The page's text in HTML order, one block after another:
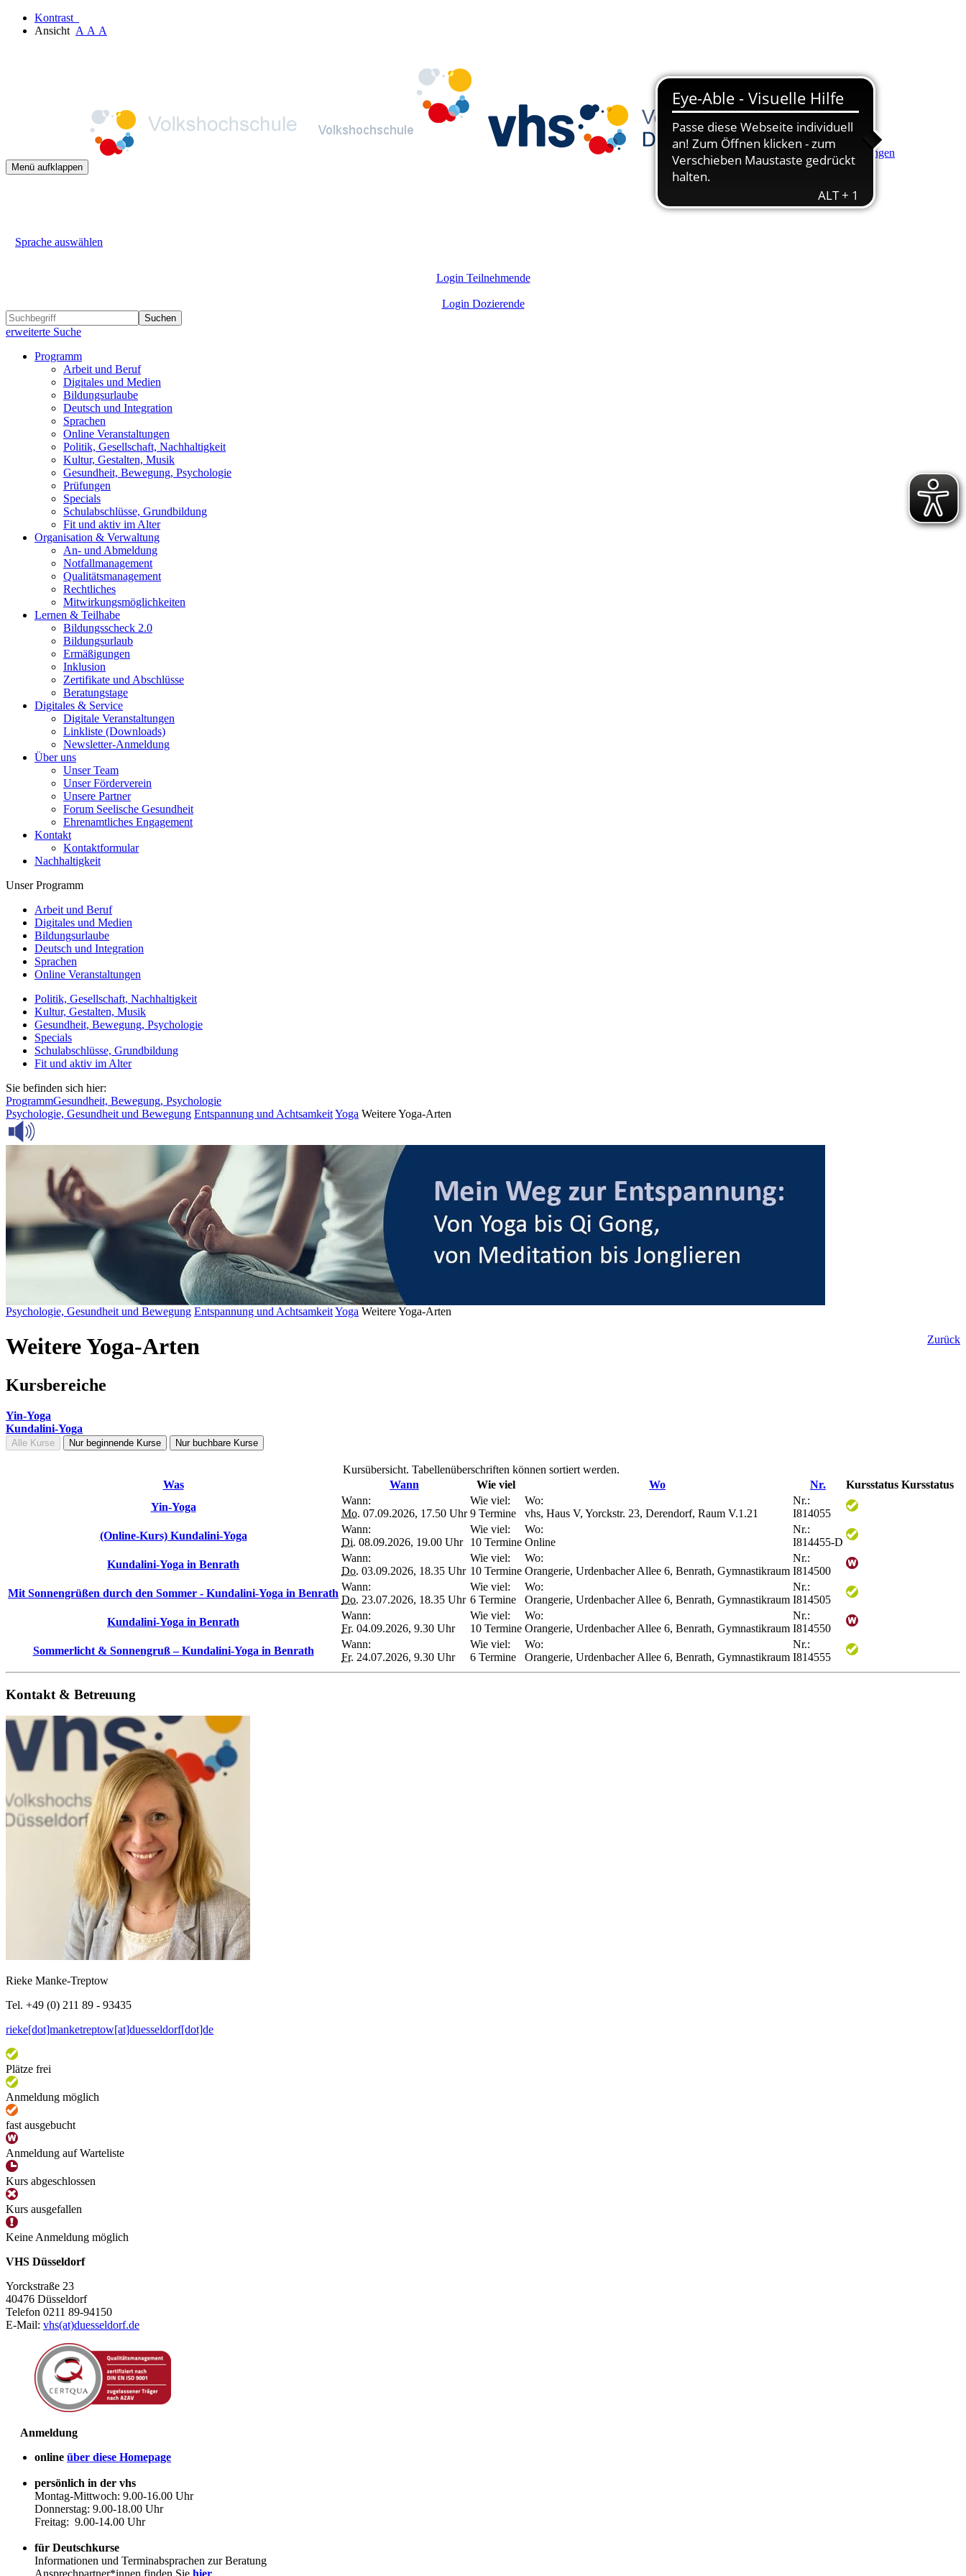
Kontrast
Ansicht A A A
Hauptinhalt anspringen
Menü aufklappen
Sprache auswählen
Login Teilnehmende
Login Dozierende
Suchen
erweiterte Suche
Programm
Arbeit und Beruf
Digitales und Medien
Bildungsurlaube
Deutsch und Integration
Sprachen
Online Veranstaltungen
Politik, Gesellschaft, Nachhaltigkeit
Kultur, Gestalten, Musik
Gesundheit, Bewegung, Psychologie
Prüfungen
Specials
Schulabschlüsse, Grundbildung
Fit und aktiv im Alter
Organisation & Verwaltung
An- und Abmeldung
Notfallmanagement
Qualitätsmanagement
Rechtliches
Mitwirkungsmöglichkeiten
Lernen & Teilhabe
Bildungsscheck 2.0
Bildungsurlaub
Ermäßigungen
Inklusion
Zertifikate und Abschlüsse
Beratungstage
Digitales & Service
Digitale Veranstaltungen
Linkliste (Downloads)
Newsletter-Anmeldung
Über uns
Unser Team
Unser Förderverein
Unsere Partner
Forum Seelische Gesundheit
Ehrenamtliches Engagement
Kontakt
Kontaktformular
Nachhaltigkeit
Unser Programm
Arbeit und Beruf
Digitales und Medien
Bildungsurlaube
Deutsch und Integration
Sprachen
Online Veranstaltungen
Politik, Gesellschaft, Nachhaltigkeit
Kultur, Gestalten, Musik
Gesundheit, Bewegung, Psychologie
Specials
Schulabschlüsse, Grundbildung
Fit und aktiv im Alter
Sie befinden sich hier:
ProgrammGesundheit, Bewegung, Psychologie
Psychologie, Gesundheit und Bewegung Entspannung und AchtsamkeitYoga Weitere Yoga-Arten
Psychologie, Gesundheit und Bewegung Entspannung und AchtsamkeitYoga Weitere Yoga-Arten
Zurück
Weitere Yoga-Arten
Kursbereiche
Yin-Yoga
Kundalini-Yoga
Alle Kurse Nur beginnende Kurse Nur buchbare Kurse
Kursübersicht. Tabellenüberschriften können sortiert werden.
Was
Wann Wie viel Wo Nr. Kursstatus Kursstatus
Yin-Yoga
Wann:
Mo. 07.09.2026, 17.50 Uhr
Wie viel:
9 Termine
Wo:
vhs, Haus V, Yorckstr. 23, Derendorf, Raum V.1.21
Nr.:
I814055
(Online-Kurs) Kundalini-Yoga
Wann:
Di. 08.09.2026, 19.00 Uhr
Wie viel:
10 Termine
Wo:
Online
Nr.:
I814455-D
Kundalini-Yoga in Benrath
Wann:
Do. 03.09.2026, 18.35 Uhr
Wie viel:
10 Termine
Wo:
Orangerie, Urdenbacher Allee 6, Benrath, Gymnastikraum
Nr.:
I814500
Mit Sonnengrüßen durch den Sommer - Kundalini-Yoga in Benrath
Wann:
Do. 23.07.2026, 18.35 Uhr
Wie viel:
6 Termine
Wo:
Orangerie, Urdenbacher Allee 6, Benrath, Gymnastikraum
Nr.:
I814505
Kundalini-Yoga in Benrath
Wann:
Fr. 04.09.2026, 9.30 Uhr
Wie viel:
10 Termine
Wo:
Orangerie, Urdenbacher Allee 6, Benrath, Gymnastikraum
Nr.:
I814550
Sommerlicht & Sonnengruß – Kundalini-Yoga in Benrath
Wann:
Fr. 24.07.2026, 9.30 Uhr
Wie viel:
6 Termine
Wo:
Orangerie, Urdenbacher Allee 6, Benrath, Gymnastikraum
Nr.:
I814555
Kontakt & Betreuung
Rieke Manke-Treptow
Tel. +49 (0) 211 89 - 93435
rieke[dot]manketreptow[at]duesseldorf[dot]de
Plätze frei
Anmeldung möglich
fast ausgebucht
Anmeldung auf Warteliste
Kurs abgeschlossen
Kurs ausgefallen
Keine Anmeldung möglich
VHS Düsseldorf
Yorckstraße 23
40476 Düsseldorf
Telefon 0211 89-94150
E-Mail: vhs(at)duesseldorf.de
Anmeldung
online über diese Homepage
persönlich in der vhs
Montag-Mittwoch: 9.00-16.00 Uhr
Donnerstag: 9.00-18.00 Uhr
Freitag: 9.00-14.00 Uhr
für Deutschkurse
Informationen und Terminabsprachen zur Beratung